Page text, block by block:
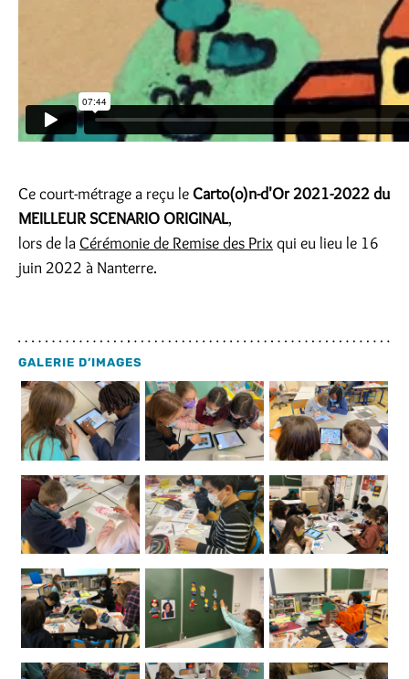
Ce court-métrage a reçu leCarto(o)n-d'Or 2021-2022 du
MEILLEUR SCENARIO ORIGINAL,
lors de la Cérémonie de Remise des Prixqui eu lieu le 16
juin 2022 à Nanterre.
GALERIE D’IMAGES